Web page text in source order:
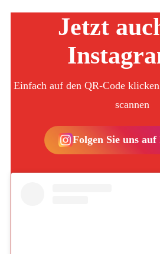
Jetzt
Einfach auf den QR-Code
scannen
Folgen Sie uns